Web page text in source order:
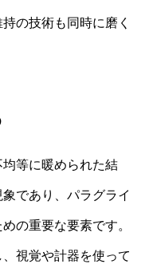
の技術も同時に磨く
等に暖められた結
であり、パラグライ
の重要な要素です。
視覚や計器を使って